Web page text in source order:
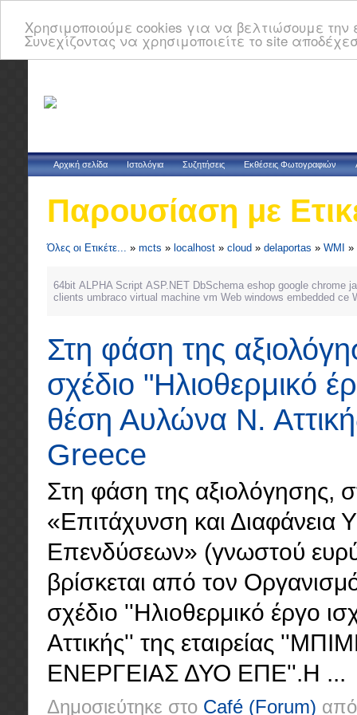
Χρησιμοποιούμε cookies για να βελτιώσουμε
Συνεχίζοντας να χρησιμοποιείτε το site
Αρχική σελίδα Ιστολόγια Συζητήσεις Εκθέσεις Φωτογραφιών
Παρουσίαση με
Όλες οι Ετικέτε... » mcts » localhost » cloud » delaportas » WMI »
64bit ALPHA Script ASP.NET DbSchema eshop google chrome
clients umbraco virtual machine vm Web windows embedded ce
Στη φάση της
σχέδιο "Ηλιοθερμικό
θέση Αυλώνα Ν.
Greece
Στη φάση της αξιολόγησης,
«Επιτάχυνση και Διαφάνεια
Επενδύσεων» (γνωστού
βρίσκεται από τον
σχέδιο ''Ηλιοθερμικό έργο
Αττικής'' της εταιρείας
ΕΝΕΡΓΕΙΑΣ ΔΥΟ ΕΠΕ''.Η ...
Δημοσιεύτηκε στο Café (Forum)